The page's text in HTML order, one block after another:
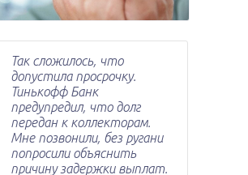
Так сложилось, что
допустила просрочку.
Тинькофф Банк
предупредил, что долг
передан к коллекторам.
Мне позвонили, без ругани
попросили объяснить
причину задержки выплат.